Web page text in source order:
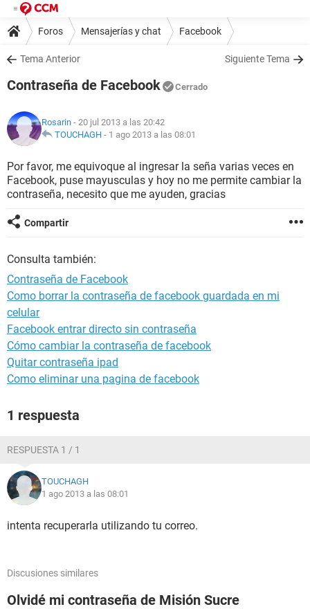
Foros Mensajerías y chat Facebook
Tema Anterior Siguiente Tema
Contraseña de Facebook Cerrado
Rosarin - 20 jul 2013 a las 20:42
TOUCHAGH - 1 ago 2013 a las 08:01
Por favor, me equivoque al ingresar la seña varias veces en
Facebook, puse mayusculas y hoy no me permite cambiar la
contraseña, necesito que me ayuden, gracias
Compartir
Consulta también:
Contraseña de Facebook
Como borrar la contraseña de facebook guardada en mi
celular
Facebook entrar directo sin contraseña
Cómo cambiar la contraseña de facebook
Quitar contraseña ipad
Como eliminar una pagina de facebook
1 respuesta
RESPUESTA 1 / 1
TOUCHAGH
1 ago 2013 a las 08:01
intenta recuperarla utilizando tu correo.
Discusiones similares
Olvidé mi contraseña de Misión Sucre